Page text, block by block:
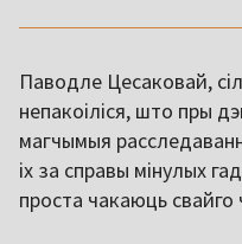
Паводле Цесаковай,
непакоіліся, што пры
магчымыя
іх за справы мінулых
проста чакаюць свайго